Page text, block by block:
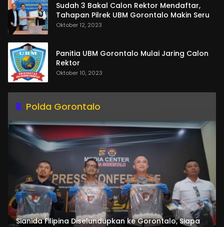
Sudah 3 Bakal Calon Rektor Mendaftar,
Tahapan Pilrek UBM Gorontalo Makin Seru
Oktober 12, 2023
Panitia UBM Gorontalo Mulai Jaring Calon
Rektor
Oktober 10, 2023
Polda Gorontalo
Sianida Filipina Diselundupkan ke Gorontalo, Siapa